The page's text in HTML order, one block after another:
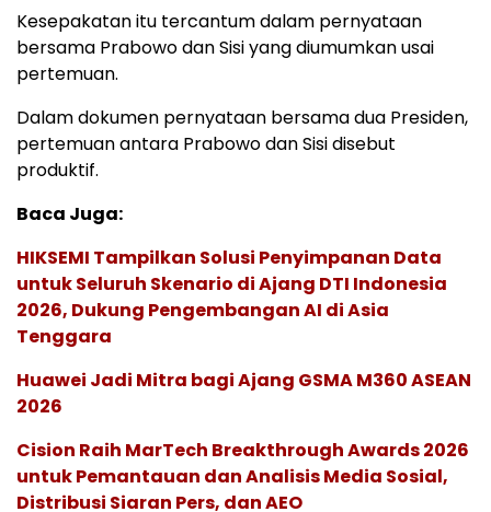
Kesepakatan itu tercantum dalam pernyataan
bersama Prabowo dan Sisi yang diumumkan usai
pertemuan.
Dalam dokumen pernyataan bersama dua Presiden,
pertemuan antara Prabowo dan Sisi disebut
produktif.
Baca Juga:
HIKSEMI Tampilkan Solusi Penyimpanan Data
untuk Seluruh Skenario di Ajang DTI Indonesia
2026, Dukung Pengembangan AI di Asia
Tenggara
Huawei Jadi Mitra bagi Ajang GSMA M360 ASEAN
2026
Cision Raih MarTech Breakthrough Awards 2026
untuk Pemantauan dan Analisis Media Sosial,
Distribusi Siaran Pers, dan AEO